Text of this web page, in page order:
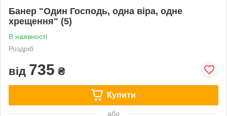
Банер "Один Господь, одна віра, одне
хрещення" (5)
В наявності
Роздріб
від 735 ₴
Купити
або